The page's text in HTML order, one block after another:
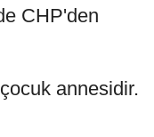
CHP'den
annesidir.